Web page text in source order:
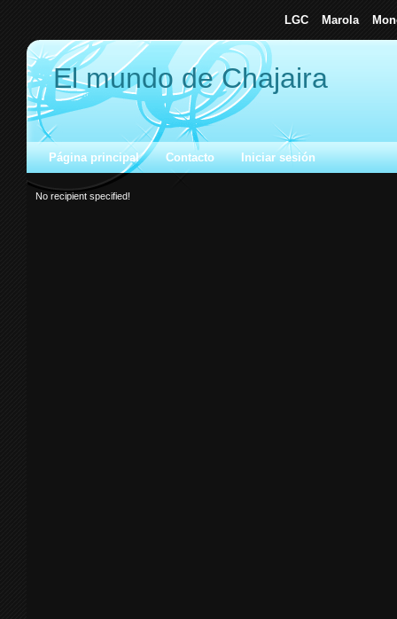
LGC Marola
El mundo de Chajaira
Página principal Contacto Iniciar sesión
No recipient specified!